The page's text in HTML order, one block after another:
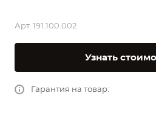
Арт. 191.100.002
Узнать
Гарантия на товар: